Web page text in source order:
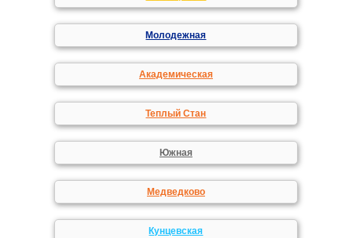
Молодежная
Академическая
Теплый Стан
Южная
Медведково
Кунцевская